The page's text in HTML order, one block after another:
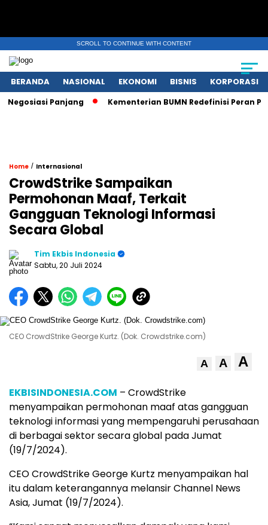
SCROLL TO CONTINUE WITH CONTENT
BERANDA NASIONAL EKONOMI BISNIS KORPORASI
Panjang Kementerian BUMN Redefinisi Peran
Home / Internasional
CrowdStrike Sampaikan
Permohonan Maaf, Terkait
Gangguan Teknologi Informasi
Secara Global
Tim Ekbis Indonesia
Sabtu, 20 Juli 2024
CEO CrowdStrike George Kurtz. (Dok. Crowdstrike.com)
A A A
EKBISINDONESIA.COM – CrowdStrike
menyampaikan permohonan maaf atas gangguan
teknologi informasi yang mempengaruhi perusahaan
di berbagai sektor secara global pada Jumat
(19/7/2024).
CEO CrowdStrike George Kurtz menyampaikan hal
itu dalam keterangannya melansir Channel News
Asia, Jumat (19/7/2024).